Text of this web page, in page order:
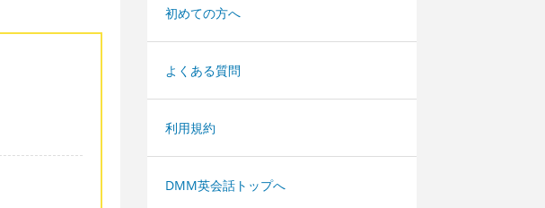
初めての方へ
よくある質問
利用規約
DMM英会話トップへ